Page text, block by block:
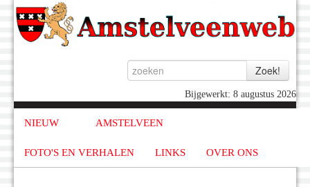
Bijgewerkt: 8 augustus 2026
NIEUW AMSTELVEEN
FOTO'S EN VERHALEN LINKS OVER ONS